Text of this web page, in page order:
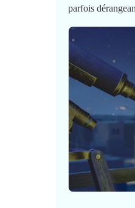
parfois